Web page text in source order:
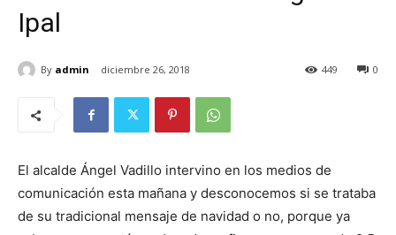
Ipal
By admin diciembre 26, 2018 0
449
El alcalde Ángel Vadillo intervino en los medios de
comunicación esta mañana y desconocemos si se trataba
de su tradicional mensaje de navidad o no, porque ya